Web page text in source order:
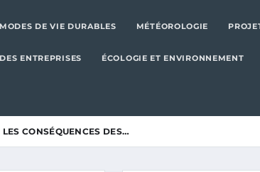
MODES DE VIE DURABLES MÉTÉOROLOGIE
ENTREPRISES ÉCOLOGIE ET ENVIRONNEMENT
CONSÉQUENCES DES…